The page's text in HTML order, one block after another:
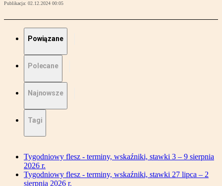
Publikacja: 02.12.2024 00:05
Powiązane
Polecane
Najnowsze
Tagi
Tygodniowy flesz - terminy, wskaźniki, stawki 3 – 9 sierpnia
2026 r.
Tygodniowy flesz - terminy, wskaźniki, stawki 27 lipca – 2
sierpnia 2026 r.